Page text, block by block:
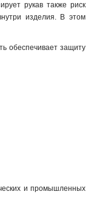
рукав также риск
изделия. В этом
обеспечивает защиту
и промышленных